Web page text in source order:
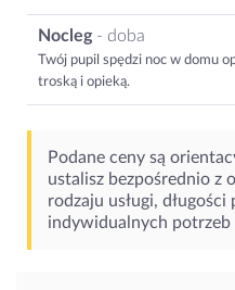
Nocleg - doba
Twój pupil spędzi noc w domu
troską i opieką.
Podane ceny są
ustalisz bezpośrednio z
rodzaju usługi,
indywidualnych potrzeb